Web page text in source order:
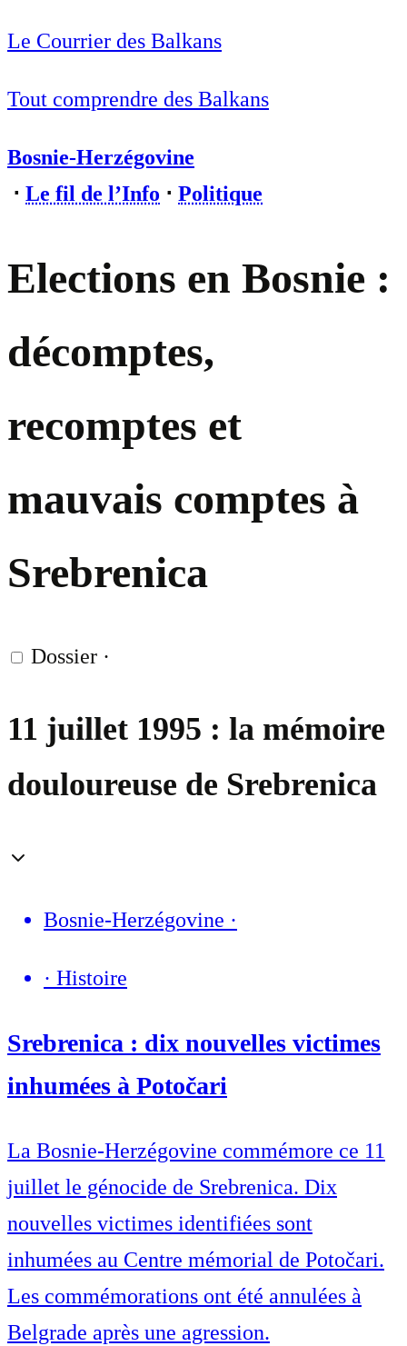
Le Courrier des Balkans
Tout comprendre des Balkans
Bosnie-Herzégovine
⋅ Le fil de l’Info ⋅ Politique
Elections en Bosnie :
décomptes,
recomptes et
mauvais comptes à
Srebrenica
Dossier ·
11 juillet 1995 : la mémoire
douloureuse de Srebrenica
Bosnie-Herzégovine ·
· Histoire
Srebrenica : dix nouvelles victimes
inhumées à Potočari
La Bosnie-Herzégovine commémore ce 11
juillet le génocide de Srebrenica. Dix
nouvelles victimes identifiées sont
inhumées au Centre mémorial de Potočari.
Les commémorations ont été annulées à
Belgrade après une agression.